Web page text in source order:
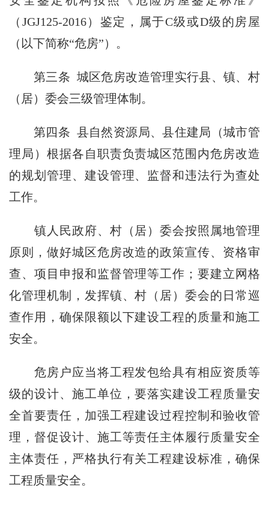
（JGJ125-2016）鉴定，属于C级或D级的房屋
（以下简称“危房”）。
第三条 城区危房改造管理实行县、镇、村
（居）委会三级管理体制。
第四条 县自然资源局、县住建局（城市管
理局）根据各自职责负责城区范围内危房改造
的规划管理、建设管理、监督和违法行为查处
工作。
镇人民政府、村（居）委会按照属地管理
原则，做好城区危房改造的政策宣传、资格审
查、项目申报和监督管理等工作；要建立网格
化管理机制，发挥镇、村（居）委会的日常巡
查作用，确保限额以下建设工程的质量和施工
安全。
危房户应当将工程发包给具有相应资质等
级的设计、施工单位，要落实建设工程质量安
全首要责任，加强工程建设过程控制和验收管
理，督促设计、施工等责任主体履行质量安全
主体责任，严格执行有关工程建设标准，确保
工程质量安全。